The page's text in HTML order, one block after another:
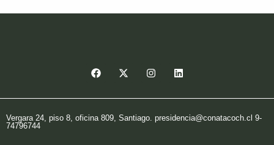
Vergara 24, piso 8, oficina 809, Santiago. presidencia@conatacoch.cl 9-
74796744